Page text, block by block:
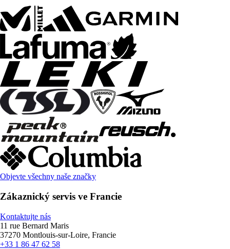
Objevte všechny naše značky
Zákaznický servis ve Francie
Kontaktujte nás
11 rue Bernard Maris
37270 Montlouis-sur-Loire, Francie
+33 1 86 47 62 58